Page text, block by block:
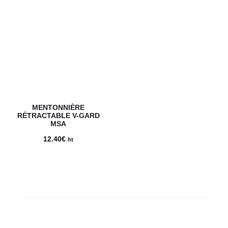
MENTONNIÈRE
RÉTRACTABLE V-GARD
MSA
12.40€ ht